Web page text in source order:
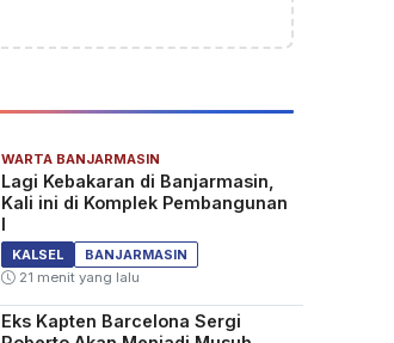
WARTA BANJARMASIN
Lagi Kebakaran di Banjarmasin,
Kali ini di Komplek Pembangunan
I
KALSEL
BANJARMASIN
21 menit yang lalu
Eks Kapten Barcelona Sergi